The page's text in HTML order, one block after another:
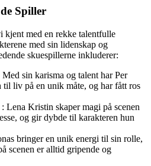
Spiller
med en rekke talentfulle
med sin lidenskap og
skuespillerne inkluderer:
Med sin karisma og talent har Per
liv på en unik måte, og har fått ros
: Lena Kristin skaper magi på scenen
og gir dybde til karakteren hun
bringer en unik energi til sin rolle,
scenen er alltid gripende og